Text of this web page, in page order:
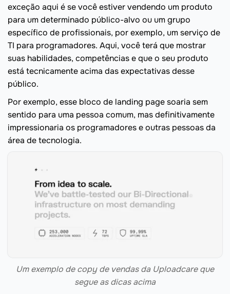
exceção aqui é se você estiver vendendo um produto
para um determinado público-alvo ou um grupo
específico de profissionais, por exemplo, um serviço de
TI para programadores. Aqui, você terá que mostrar
suas habilidades, competências e que o seu produto
está tecnicamente acima das expectativas desse
público.
Por exemplo, esse bloco de landing page soaria sem
sentido para uma pessoa comum, mas definitivamente
impressionaria os programadores e outras pessoas da
área de tecnologia.
Um exemplo de copy de vendas da Uploadcare que
segue as dicas acima